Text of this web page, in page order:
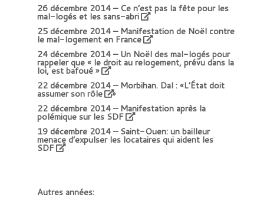
26 décembre 2014 – Ce n’est pas la fête pour les
mal-logés et les sans-abri
25 décembre 2014 –Manifestation de Noël contre
le mal-logement en France
24 décembre 2014 –Un Noël des mal-logés pour
rappeler que « le droit au relogement, prévu dans la
loi, est bafoué »
22 décembre 2014 –Morbihan. Dal : «L’État doit
assumer son rôle
»
22 décembre 2014 –Manifestation après la
polémique sur les SDF
19 décembre 2014 –Saint-Ouen: un bailleur
menace d’expulser les locataires qui aident les
SDF
Autres années: